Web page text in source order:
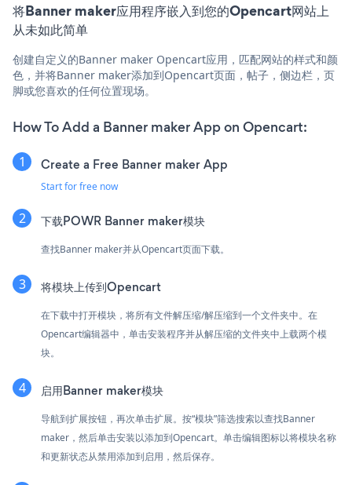
将Banner maker应用程序嵌入到您的Opencart网站上
从未如此简单
创建自定义的Banner maker Opencart应用，匹配网站的样式和颜
色，并将Banner maker添加到Opencart页面，帖子，侧边栏，页
脚或您喜欢的任何位置现场。
How To Add a Banner maker App on Opencart:
Create a Free Banner maker App
Start for free now
下载POWR Banner maker模块
查找Banner maker并从Opencart页面下载。
将模块上传到Opencart
在下载中打开模块，将所有文件解压缩/解压缩到一个文件夹中。在
Opencart编辑器中，单击安装程序并从解压缩的文件夹中上载两个模
块。
启用Banner maker模块
导航到扩展按钮，再次单击扩展。按“模块”筛选搜索以查找Banner
maker，然后单击安装以添加到Opencart。单击编辑图标以将模块名称
和更新状态从禁用添加到启用，然后保存。